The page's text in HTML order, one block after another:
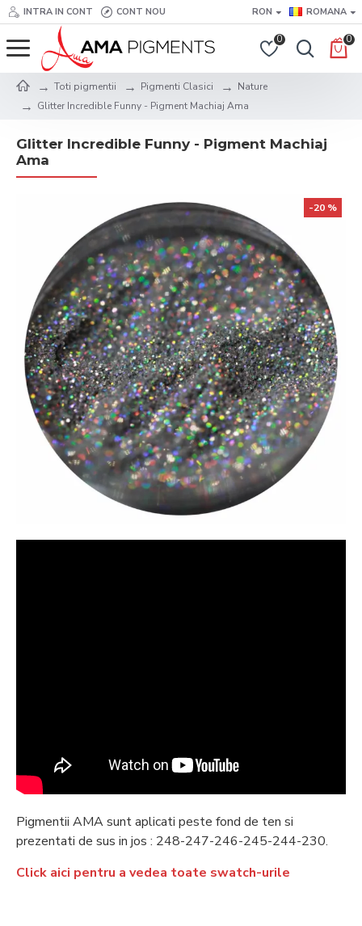
INTRA IN CONT CONT NOU RON ROMANA
0 0
Toti pigmentii Pigmenti Clasici
Nature
Glitter Incredible Funny - Pigment Machiaj Ama
Glitter Incredible Funny - Pigment Machiaj
Ama
-20 %
Pigmentii AMA sunt aplicati peste fond de ten si
prezentati de sus in jos : 248-247-246-245-244-230.
Click aici pentru a vedea toate swatch-urile